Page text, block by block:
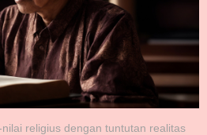
religius dengan tuntutan realitas